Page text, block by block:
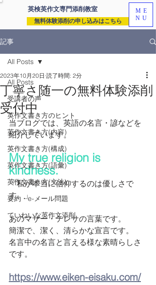
英検英作文専門添削教室
無料体験添削の申し込みはこちら
ME
NU
記事
All Posts
受講者の声
英作文書き方のヒント
英作文書き方(内容)
英作文書き方(構成)
英作文書き方(語彙)
英作文書き方(文法)
要約・e-メール問題
ていねいな英作文添削
All Posts
丁寧さ随一の無料体験添削
受付中
2023年10月20日 読了時間: 2分
当ブログでは、英語の名言・諺などを
紹介しています。
My true religion is
kindness.
「私が本当に信仰するのは優しさで
す。」
あのマザー・テレサの言葉です。
簡潔で、潔く、清らかな宣言です。
名言中の名言と言える様な素晴らしさ
です。
https://www.eiken-eisaku.com/